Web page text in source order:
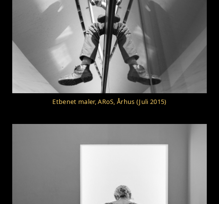
Etbenet maler, ARoS, Århus (Juli 2015)